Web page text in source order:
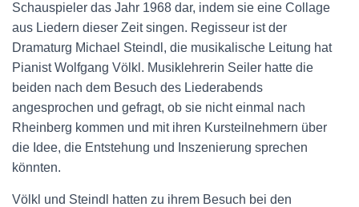
Schauspieler das Jahr 1968 dar, indem sie eine Collage
aus Liedern dieser Zeit singen. Regisseur ist der
Dramaturg Michael Steindl, die musikalische Leitung hat
Pianist Wolfgang Völkl. Musiklehrerin Seiler hatte die
beiden nach dem Besuch des Liederabends
angesprochen und gefragt, ob sie nicht einmal nach
Rheinberg kommen und mit ihren Kursteilnehmern über
die Idee, die Entstehung und Inszenierung sprechen
könnten.
Völkl und Steindl hatten zu ihrem Besuch bei den